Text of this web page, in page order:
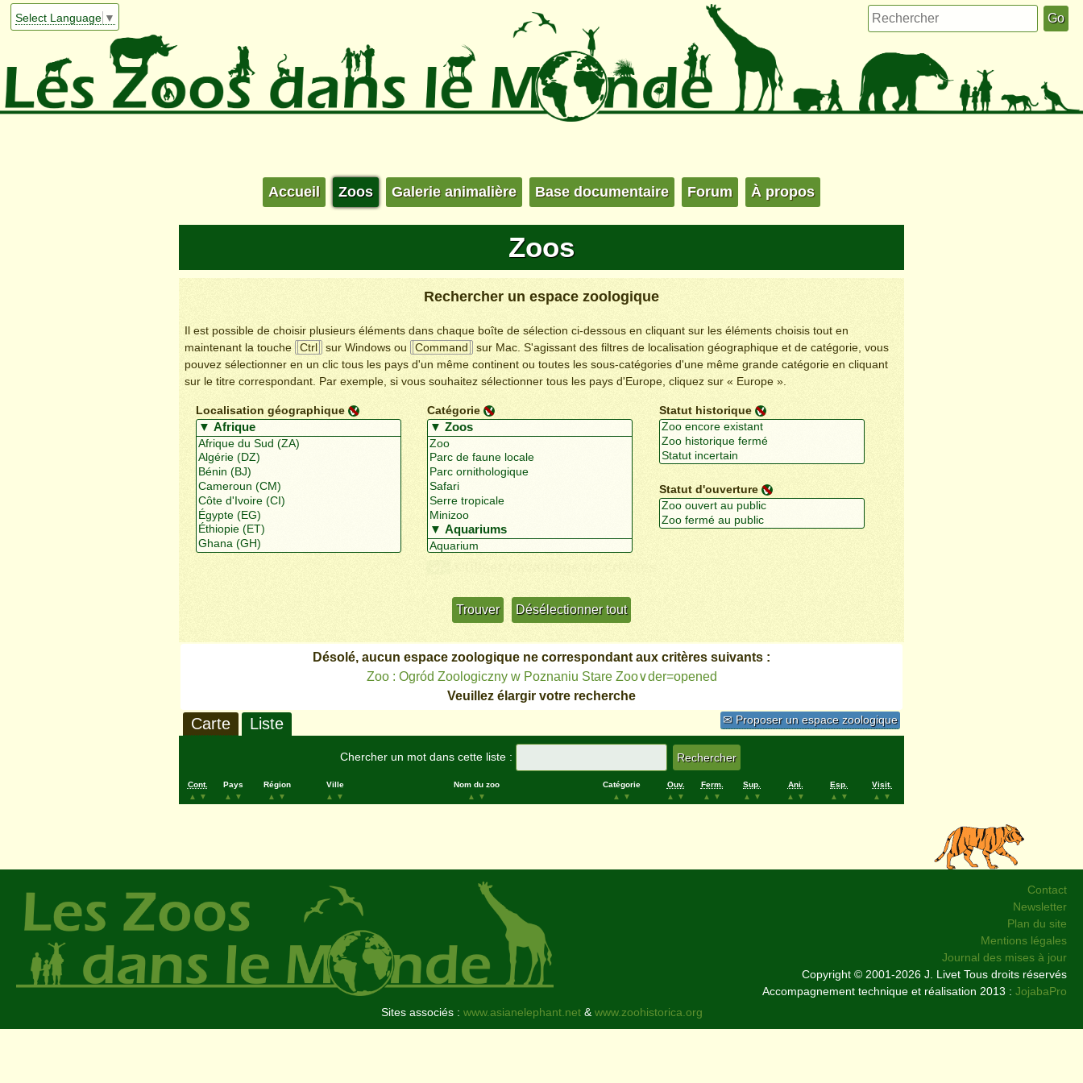
Select Language ▼
Accueil Zoos Galerie animalière Base documentaire Forum À propos
Zoos
Rechercher un espace zoologique
Il est possible de choisir plusieurs éléments dans chaque boîte de sélection ci-dessous en cliquant sur les éléments choisis tout en
maintenant la touche
Ctrl sur Windows ou Command
sur Mac. S'agissant des filtres de localisation géographique et de catégorie, vous
pouvez sélectionner en un clic tous les pays d'un même continent ou toutes les sous-catégories d'une même grande catégorie en cliquant
sur le titre correspondant. Par exemple, si vous souhaitez sélectionner tous les pays d'Europe, cliquez sur « Europe ».
Localisation géographique Catégorie Statut historique
Statut d'ouverture
Désolé, aucun espace zoologique ne correspondant aux critères suivants :
Zoo : Ogród Zoologiczny w Poznaniu Stare Zoo∨der=opened
Veuillez élargir votre recherche
✉ Proposer un espace zoologique
Carte Liste
Chercher un mot dans cette liste :
Cont.
▲
▼
Pays
▲
▼
Région
▲
▼
Ville
▲
▼
Nom du zoo
▲
▼
Catégorie
▲
▼
Ouv.
▲
▼
Ferm.
▲
▼
Sup.
▲
▼
Ani.
▲
▼
Esp.
▲
▼
Visit.
▲
▼
Contact
Newsletter
Plan du site
Mentions légales
Journal des mises à jour
Copyright © 2001-2026 J. Livet Tous droits réservés
Accompagnement technique et réalisation 2013 : JojabaPro
Sites associés : www.asianelephant.net&www.zoohistorica.org